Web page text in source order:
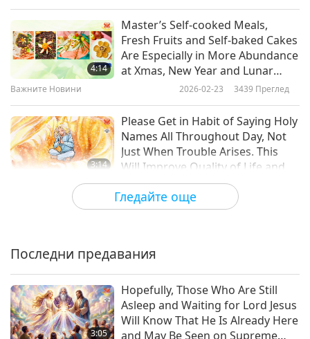
2018-09-09 4629Преглед
10
Важните Новини
Важните Новини 2018-09-10 4877Преглед
21:01
Важните Новини
12
24:56
Важните Новини
Важните Новини 2018-09-12 4747 Преглед
Гледайте още
4:14
Master’s Self-cooked Meals,
Fresh Fruits and Self-baked Cakes
Are Especially in More Abundance
at Xmas, New Year and Lunar
New Year. They Are Meant to Be
Families’ Members to Be More
Caring for Each Other
Важните Новини 2026-02-23 3439 Преглед
3:14
Please Get in Habit of Saying Holy
Names All Throughout Day, Not
Just When Trouble Arises. This
Will Improve Quality of Life and
Spiritual Practice
Важните Новини 2026-02-22 3480
3:13
Seeing Master Truly Incarnation
of Maitreya Buddha and Lord
Последни предавания
3:05
Hopefully, Those Who Are Still
Asleep and Waiting for Lord Jesus
Will Know That He Is Already Here
and May Be Seen on Supreme